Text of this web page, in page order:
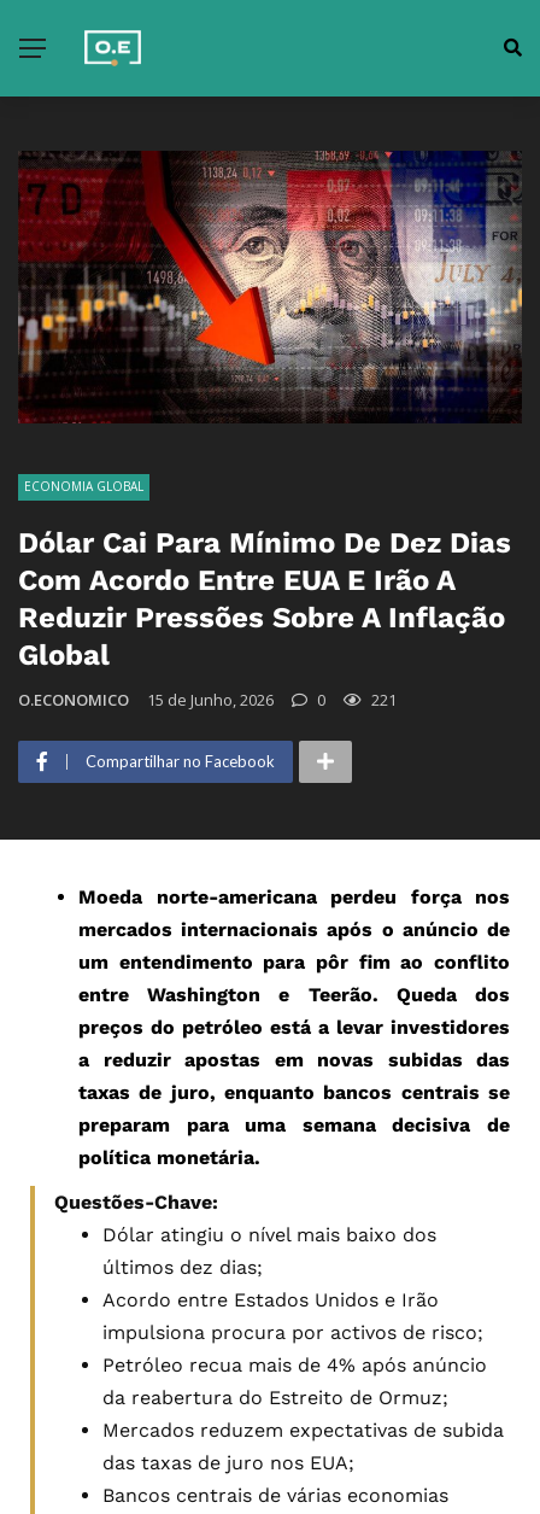
ECONOMIA GLOBAL
Dólar Cai Para Mínimo De Dez Dias
Com Acordo Entre EUA E Irão A
Reduzir Pressões Sobre A Inflação
Global
O.ECONOMICO 15 de Junho, 2026 0 221
Compartilhar no Facebook
Moeda norte-americana perdeu força nos
mercados internacionais após o anúncio de
um entendimento para pôr fim ao conflito
entre Washington e Teerão. Queda dos
preços do petróleo está a levar investidores
a reduzir apostas em novas subidas das
taxas de juro, enquanto bancos centrais se
preparam para uma semana decisiva de
política monetária.
Questões-Chave:
Dólar atingiu o nível mais baixo dos
últimos dez dias;
Acordo entre Estados Unidos e Irão
impulsiona procura por activos de risco;
Petróleo recua mais de 4% após anúncio
da reabertura do Estreito de Ormuz;
Mercados reduzem expectativas de subida
das taxas de juro nos EUA;
Bancos centrais de várias economias